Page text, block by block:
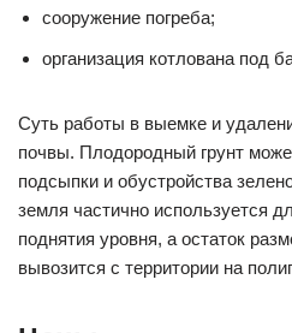
сооружение погреба;
организация котлована под
Суть работы в выемке и
почвы. Плодородный грунт
подсыпки и обустройства
земля частично используется
поднятия уровня, а остаток
вывозится с территории на